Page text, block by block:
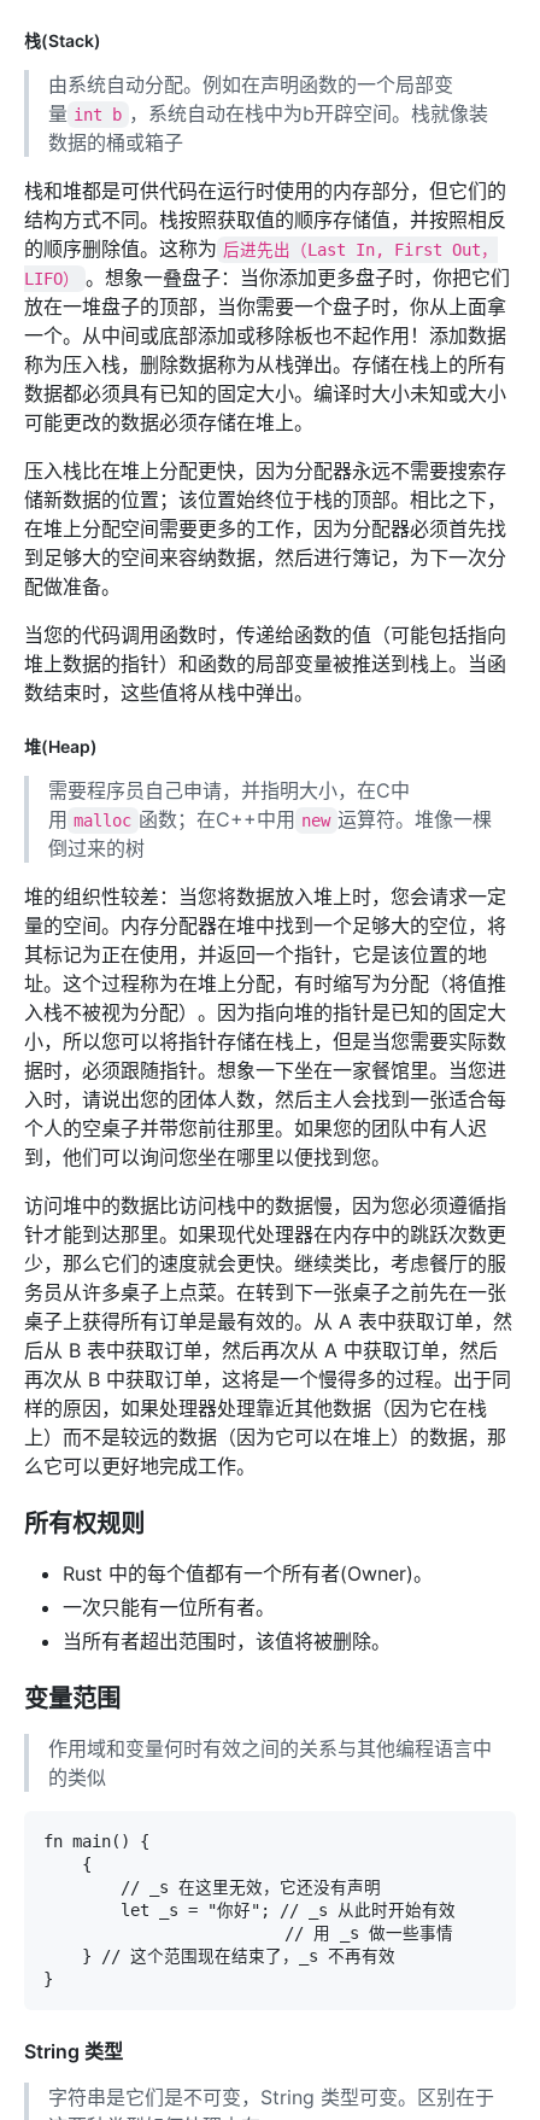
栈(Stack)
由系统自动分配。例如在声明函数的一个局部变
量 int b ，系统自动在栈中为b开辟空间。栈就像装
数据的桶或箱子
栈和堆都是可供代码在运行时使用的内存部分，但它们的
结构方式不同。栈按照获取值的顺序存储值，并按照相反
的顺序删除值。这称为 后进先出（Last In, First Out，
LIFO）
。想象一叠盘子：当你添加更多盘子时，你把它们
放在一堆盘子的顶部，当你需要一个盘子时，你从上面拿
一个。从中间或底部添加或移除板也不起作用！添加数据
称为压入栈，删除数据称为从栈弹出。存储在栈上的所有
数据都必须具有已知的固定大小。编译时大小未知或大小
可能更改的数据必须存储在堆上。
压入栈比在堆上分配更快，因为分配器永远不需要搜索存
储新数据的位置；该位置始终位于栈的顶部。相比之下，
在堆上分配空间需要更多的工作，因为分配器必须首先找
到足够大的空间来容纳数据，然后进行簿记，为下一次分
配做准备。
当您的代码调用函数时，传递给函数的值（可能包括指向
堆上数据的指针）和函数的局部变量被推送到栈上。当函
数结束时，这些值将从栈中弹出。
堆(Heap)
需要程序员自己申请，并指明大小，在C中
用 malloc 函数；在C++中用 new 运算符。堆像一棵
倒过来的树
堆的组织性较差：当您将数据放入堆上时，您会请求一定
量的空间。内存分配器在堆中找到一个足够大的空位，将
其标记为正在使用，并返回一个指针，它是该位置的地
址。这个过程称为在堆上分配，有时缩写为分配（将值推
入栈不被视为分配）。因为指向堆的指针是已知的固定大
小，所以您可以将指针存储在栈上，但是当您需要实际数
据时，必须跟随指针。想象一下坐在一家餐馆里。当您进
入时，请说出您的团体人数，然后主人会找到一张适合每
个人的空桌子并带您前往那里。如果您的团队中有人迟
到，他们可以询问您坐在哪里以便找到您。
访问堆中的数据比访问栈中的数据慢，因为您必须遵循指
针才能到达那里。如果现代处理器在内存中的跳跃次数更
少，那么它们的速度就会更快。继续类比，考虑餐厅的服
务员从许多桌子上点菜。在转到下一张桌子之前先在一张
桌子上获得所有订单是最有效的。从 A 表中获取订单，然
后从 B 表中获取订单，然后再次从 A 中获取订单，然后
再次从 B 中获取订单，这将是一个慢得多的过程。出于同
样的原因，如果处理器处理靠近其他数据（因为它在栈
上）而不是较远的数据（因为它可以在堆上）的数据，那
么它可以更好地完成工作。
所有权规则
Rust 中的每个值都有一个所有者(Owner)。
一次只能有一位所有者。
当所有者超出范围时，该值将被删除。
变量范围
作用域和变量何时有效之间的关系与其他编程语言中
的类似
fn main() {
    {
        // _s 在这里无效，它还没有声明
        let _s = "你好"; // _s 从此时开始有效
                         // 用 _s 做一些事情
    } // 这个范围现在结束了，_s 不再有效
}
String 类型
字符串是它们是不可变，String 类型可变。区别在于